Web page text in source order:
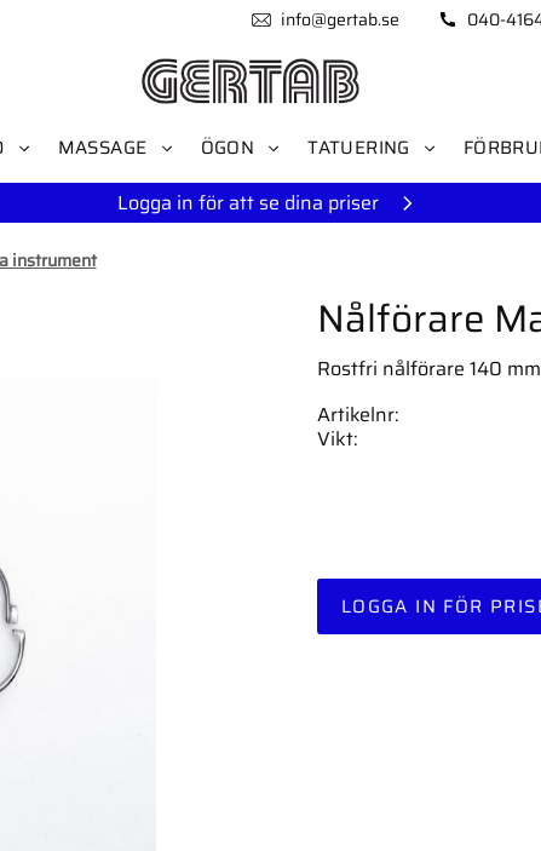
info@gertab.se 040-
MASSAGE ÖGON TATUERING
Logga in för att se dina priser
instrument
Nålförare
Rostfri nålförare 140
LOGGA IN FÖR
Artikelnr
Vikt